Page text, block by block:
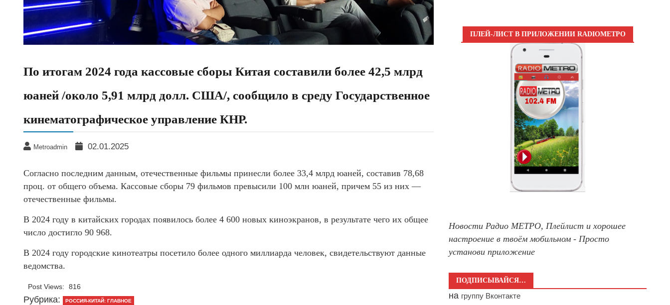
По итогам 2024 года кассовые сборы Китая составили более 42,5 млрд
юаней /около 5,91 млрд долл. США/, сообщило в среду Государственное
кинематографическое управление КНР.
Metroadmin 02.01.2025
Согласно последним данным, отечественные фильмы принесли более 33,4 млрд юаней, составив 78,68
проц. от общего объема. Кассовые сборы 79 фильмов превысили 100 млн юаней, причем 55 из них —
отечественные фильмы.
В 2024 году в китайских городах появилось более 4 600 новых киноэкранов, в результате чего их общее
число достигло 90 968.
В 2024 году городские кинотеатры посетило более одного миллиарда человек, свидетельствуют данные
ведомства.
Post Views: 816
Рубрика: РОССИЯ-КИТАЙ: ГЛАВНОЕ
ПЛЕЙ-ЛИСТ В ПРИЛОЖЕНИИ RADIOМЕТРО
Новости Радио МЕТРО, Плейлист и хорошее
настроение в твоём мобильном - Просто
установи приложение
ПОДПИСЫВАЙСЯ…
на группу Вконтакте